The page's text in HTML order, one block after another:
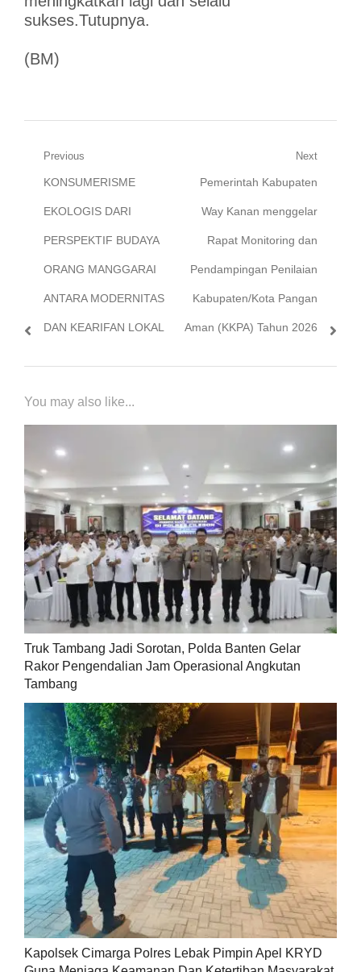
sukses.Tutupnya.
(BM)
Navigasi
pos
Previous
Previous
post:
KONSUMERISME
EKOLOGIS DARI
PERSPEKTIF BUDAYA
ORANG MANGGARAI
ANTARA MODERNITAS
DAN KEARIFAN LOKAL
Next
Next
post:
Pemerintah Kabupaten
Way Kanan menggelar
Rapat Monitoring dan
Pendampingan Penilaian
Kabupaten/Kota Pangan
Aman (KKPA) Tahun 2026
You may also like...
Truk Tambang Jadi Sorotan, Polda Banten Gelar
Rakor Pengendalian Jam Operasional Angkutan
Tambang
Kapolsek Cimarga Polres Lebak Pimpin Apel KRYD